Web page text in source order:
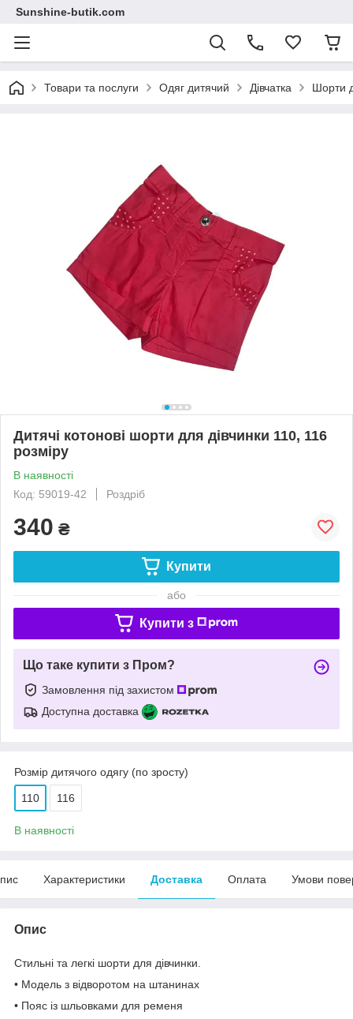
Sunshine-butik.com
Товари та послуги Одяг дитячий Дівчатка Шорти
Дитячі котонові шорти для дівчинки 110, 116
розміру
В наявності
Код: 59019-42
Роздріб
340 ₴
Купити
або
Купити з
Що таке купити з Пром?
Замовлення під захистом
Доступна доставка
Розмір дитячого одягу (по зросту)
110 116
В наявності
Характеристики Доставка Оплата Умови
Опис
Стильні та легкі шорти для дівчинки.
• Модель з відворотом на штанинах
• Пояс із шльовками для ременя